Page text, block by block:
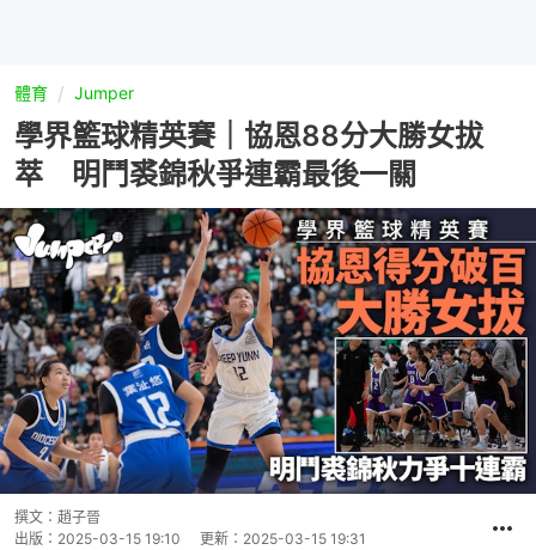
體育 Jumper
學界籃球精英賽｜協恩88分大勝女拔
萃 明鬥裘錦秋爭連霸最後一關
撰文： 趙子晉
出版： 2025-03-15 19:10 更新： 2025-03-15 19:31